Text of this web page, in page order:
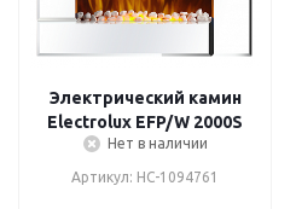
Электрический камин
Electrolux EFP/W 2000S
Нет в наличии
Артикул: НС-1094761